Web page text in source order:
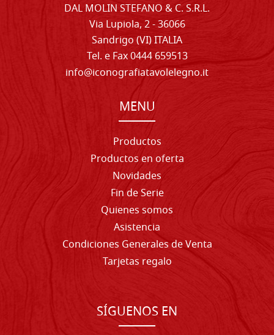
DAL MOLIN STEFANO & C. S.R.L.
Via Lupiola, 2 - 36066
Sandrigo (VI) ITALIA
Tel. e Fax 0444 659513
info@iconografiatavolelegno.it
MENU
Productos
Productos en oferta
Novidades
Fin de Serie
Quienes somos
Asistencia
Condiciones Generales de Venta
Tarjetas regalo
SÍGUENOS EN